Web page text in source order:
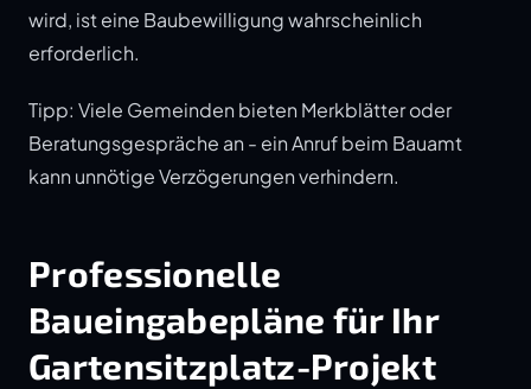
wird, ist eine Baubewilligung wahrscheinlich
erforderlich.
Tipp: Viele Gemeinden bieten Merkblätter oder
Beratungsgespräche an - ein Anruf beim Bauamt
kann unnötige Verzögerungen verhindern.
Professionelle
Baueingabepläne für Ihr
Gartensitzplatz-Projekt